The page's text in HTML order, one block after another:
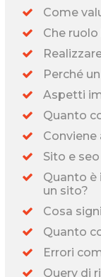
Come
Che
Perché
Aspetti
Quanto
Sito e seo
Quanto è
un sito?
Cosa
Quanto
Errori
Query di